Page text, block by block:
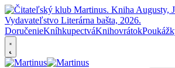
DoručenieKníhkupectváKnihovrátok